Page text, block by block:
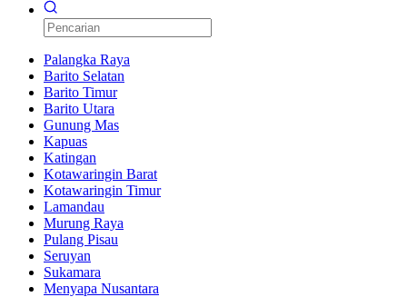
Palangka Raya
Barito Selatan
Barito Timur
Barito Utara
Gunung Mas
Kapuas
Katingan
Kotawaringin Barat
Kotawaringin Timur
Lamandau
Murung Raya
Pulang Pisau
Seruyan
Sukamara
Menyapa Nusantara